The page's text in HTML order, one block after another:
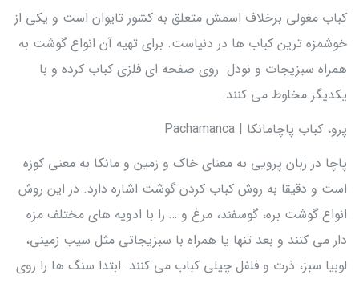
کباب مغولی برخلاف اسمش متعلق به کشور تایوان است و یکی از
خوشمزه ترین کباب ها در دنیاست. برای تهیه آن انواع گوشت به
همراه سبزیجات و نودل روی صفحه ای فلزی کباب کرده و با
یکدیگر مخلوط می کنند.
پرو، کباب پاچامانکا | Pachamanca
پاچا در زبان پرویی به معنای خاک و زمین و مانکا به معنی کوزه
است و دقیقا به روش کباب کردن گوشت اشاره دارد. در این روش
انواع گوشت بره، گوسفند، مرغ و … را با ادویه های مختلف مزه
دار می کنند و بعد تنها یا همراه با سبزیجاتی مثل سیب زمینی،
لوبیا سبز، ذرت و فلفل چیلی کباب می کنند. ابتدا سنگ ها را روی